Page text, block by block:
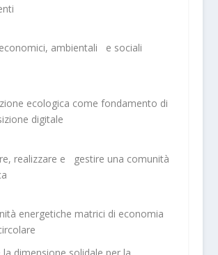
ambientali e sociali
ecologica come fondamento di
digitale
realizzare e gestire una comunità
energetiche matrici di economia